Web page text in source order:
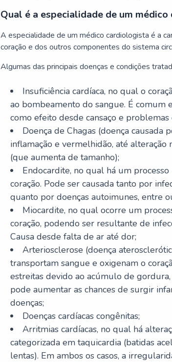
Qual é a especialidade de um
A especialidade de um médico cardiologista é a
coração e dos outros componentes do sistema
Algumas das principais doenças e condições
Insuficiência cardíaca, no qual o
ao bombeamento do sangue. É comum
como efeito desde cansaço e
Doença de Chagas (doença
inflamação e vermelhidão, até
(que aumenta de tamanho);
Endocardite, no qual há um
coração. Pode ser causada tanto por
quanto por doenças autoimunes, entre
Miocardite, no qual ocorre um
coração, podendo ser resultante de
Causa desde falta de ar até dor;
Arteriosclerose (doença
transportam sangue e oxigenam o
estreitas devido ao acúmulo de
pode aumentar as chances de surgir
doenças;
Doenças cardíacas congênitas;
Arritmias cardíacas, no qual há
categorizada em taquicardia (batidas
lentas). Em ambos os casos, a